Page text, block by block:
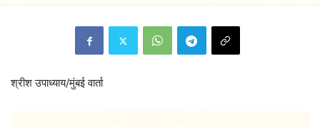
श्रीश उपाध्याय/मुंबई वार्ता